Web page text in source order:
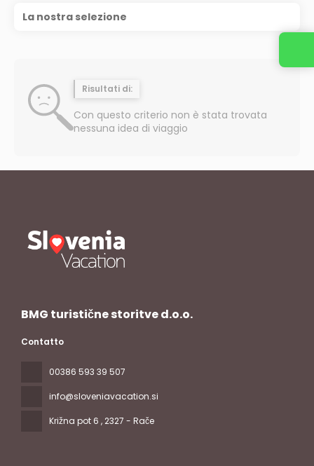
La nostra selezione
Risultati di:
Con questo criterio non è stata trovata
nessuna idea di viaggio
BMG turistične storitve d.o.o.
Contatto
00386 593 39 507
info@sloveniavacation.si
Križna pot 6 , 2327 - Rače